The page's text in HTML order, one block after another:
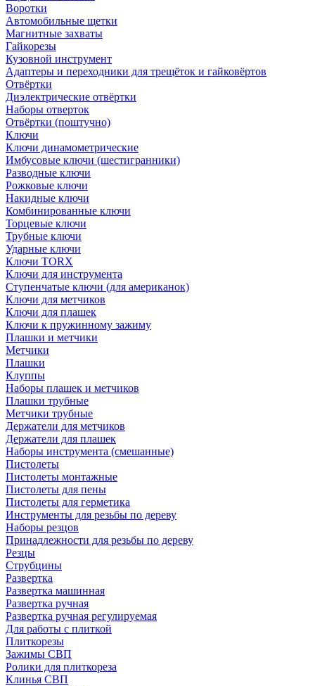
Воротки
Автомобильные щетки
Магнитные захваты
Гайкорезы
Кузовной инструмент
Адаптеры и переходники для трещёток и гайковёртов
Отвёртки
Диэлектрические отвёртки
Наборы отверток
Отвёртки (поштучно)
Ключи
Ключи динамометрические
Имбусовые ключи (шестигранники)
Разводные ключи
Рожковые ключи
Накидные ключи
Комбинированные ключи
Торцевые ключи
Трубные ключи
Ударные ключи
Ключи TORX
Ключи для инструмента
Ступенчатые ключи (для американок)
Ключи для метчиков
Ключи для плашек
Ключи к пружинному зажиму
Плашки и метчики
Метчики
Плашки
Клуппы
Наборы плашек и метчиков
Плашки трубные
Метчики трубные
Держатели для метчиков
Держатели для плашек
Наборы инструмента (смешанные)
Пистолеты
Пистолеты монтажные
Пистолеты для пены
Пистолеты для герметика
Инструменты для резьбы по дереву
Наборы резцов
Принадлежности для резьбы по дереву
Резцы
Струбцины
Развертка
Развертка машинная
Развертка ручная
Развертка ручная регулируемая
Для работы с плиткой
Плиткорезы
Зажимы СВП
Ролики для плиткореза
Клинья СВП